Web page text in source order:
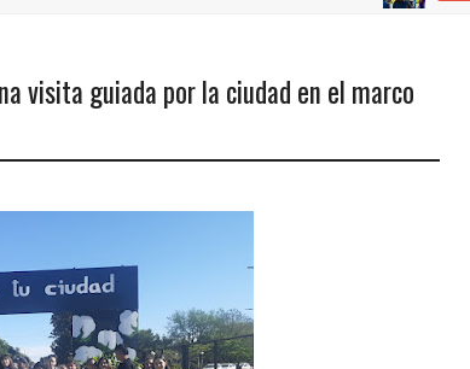
visita guiada por la ciudad en el marco